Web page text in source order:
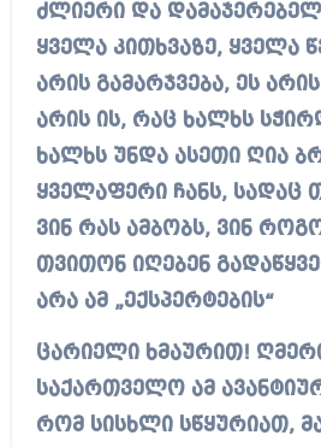
ძლიერი და
ყველა კითხვაზე, ყველა
არის გამარჯვება, ეს
არის ის, რაც ხალხს
ხალხს უნდა ასეთი ღია
ყველაფერი ჩანს, სადაც
ვინ რას ამბობს, ვინ
თვითონ იღებენ
არა ამ „ექსპერტების“
ცარიელი ხმაურით!
საქართველო ამ
რომ სისხლი სწყურიათ,